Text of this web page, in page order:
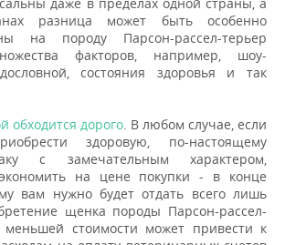
разница может быть особенно
на породу Парсон-рассел-терьер
факторов, например, шоу-
состояния здоровья и так
обходится дорого. В любом случае, если
здоровую, по-настоящему
с замечательным характером,
на цене покупки - в конце
вам нужно будет отдать всего лишь
щенка породы Парсон-рассел-
стоимости может привести к